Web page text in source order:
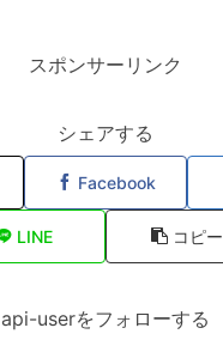
スポンサーリンク
シェアする
Facebook
LINE コピー
api-userをフォローする